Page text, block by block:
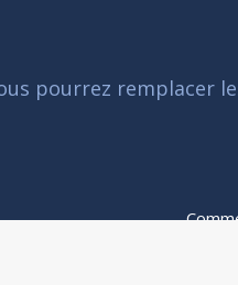
pourrez remplacer